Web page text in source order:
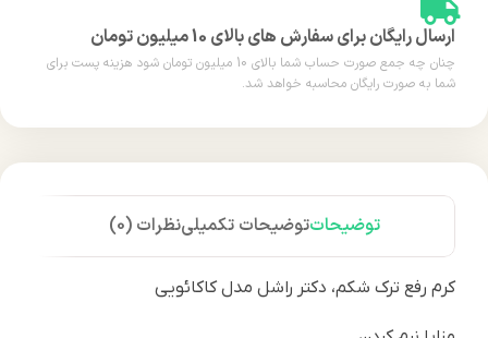
ارسال رایگان برای سفارش های بالای 10 میلیون تومان
چنان چه جمع صورت حساب شما بالای 10 میلیون تومان شود هزینه پست برای
شما به صورت رایگان محاسبه خواهد شد.
توضیحاتتوضیحات تکمیلینظرات (0)
کرم رفع ترک شکم، دکتر راشل مدل کاکائویی